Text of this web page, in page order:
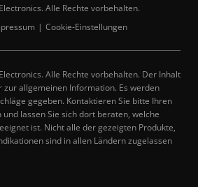
Alle Rechte vorbehalten.
Cookie-Einstellungen
Alle Rechte vorbehalten. Der Inhalt
zur allgemeinen Information. Es werden
gegeben. Kontaktieren Sie bitte Ihren
lassen Sie sich dort beraten, welche
ist. Nicht alle der gezeigten Produkte,
sind in allen Ländern zugelassen